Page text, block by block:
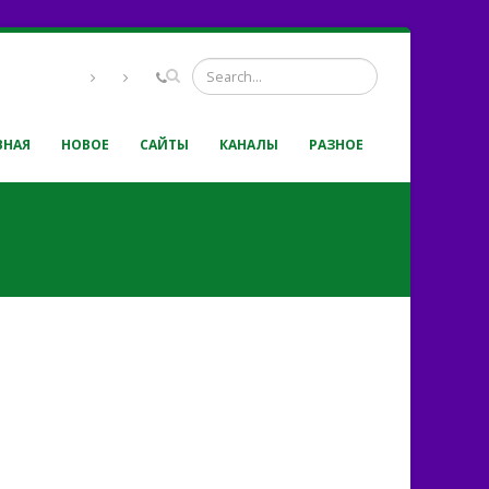
НОВОЕ САЙТЫ КАНАЛЫ РАЗНОЕ